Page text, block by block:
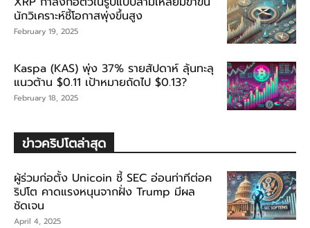
นักวิเคราะห์ชี้โอกาสพุ่งขึ้นสูง
February 19, 2025
Kaspa (KAS) พุ่ง 37% รายสัปดาห์ ลุ้นทะลุ
แนวต้าน $0.11 เป้าหมายถัดไป $0.13?
February 18, 2025
ข่าวคริปโตล่าสุด
ผู้ร่วมก่อตั้ง Unicoin ชี้ SEC อ่อนท่าทีต่อค
ริปโต คาดแรงหนุนจากฝั่ง Trump มีผล
ชัดเจน
April 4, 2025